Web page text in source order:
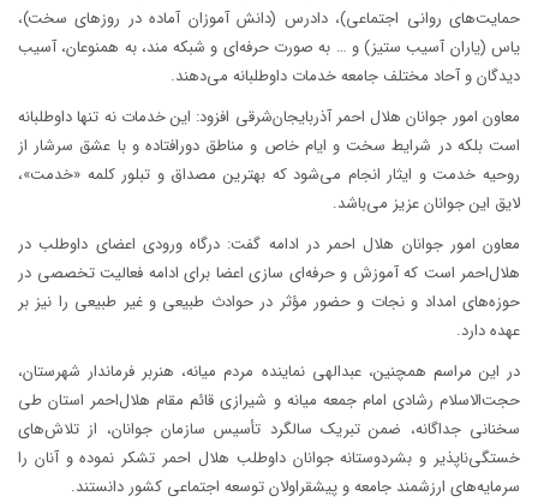
حمایت‌های روانی اجتماعی)، دادرس (دانش آموزان آماده در روزهای سخت)،
یاس (یاران آسیب ستیز) و … به صورت حرفه‌ای و شبکه مند، به همنوعان، آسیب
دیدگان و آحاد مختلف جامعه خدمات داوطلبانه می‌دهند.
معاون امور جوانان هلال احمر آذربایجان‌شرقی افزود: این خدمات نه تنها داوطلبانه
است بلکه در شرایط سخت و ایام خاص و مناطق دورافتاده و با عشق سرشار از
روحیه خدمت و ایثار انجام می‌شود که بهترین مصداق و تبلور کلمه «خدمت»،
لایق این جوانان عزیز می‌باشد.
معاون امور جوانان هلال احمر در ادامه گفت: درگاه ورودی اعضای داوطلب در
هلال‌احمر است که آموزش و حرفه‌ای سازی اعضا برای ادامه فعالیت تخصصی در
حوزه‌های امداد و نجات و حضور مؤثر در حوادث طبیعی و غیر طبیعی را نیز بر
عهده دارد.
در این مراسم همچنین، عبدالهی نماینده مردم میانه، هنربر فرماندار شهرستان،
حجت‌الاسلام رشادی امام جمعه میانه و شیرازی قائم مقام هلال‌احمر استان طی
سخنانی جداگانه، ضمن تبریک سالگرد تأسیس سازمان جوانان، از تلاش‌های
خستگی‌ناپذیر و بشردوستانه جوانان داوطلب هلال احمر تشکر نموده و آنان را
سرمایه‌های ارزشمند جامعه و پیشقراولان توسعه اجتماعی کشور دانستند.